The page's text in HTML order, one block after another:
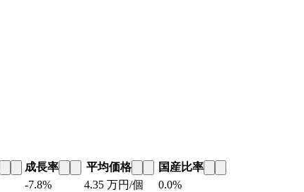
成長率 平均価格
国産比率
-7.8% 4.35 万円/個
0.0%